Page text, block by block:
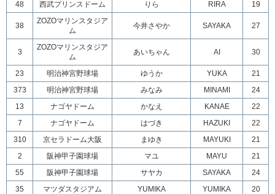
48
西武プリンスドーム りら RIRA 19
38
ZOZOマリンスタジア
ム
今井さやか SAYAKA 27
3
ZOZOマリンスタジア
ム
あいちゃん AI 30
23 明治神宮野球場 ゆうか YUKA
21
373
明治神宮野球場 みなみ MINAMI
24
13
ナゴヤドーム かなえ KANAE
22
7
ナゴヤドーム はづき HAZUKI
22
310
京セラドーム大阪 まゆき MAYUKI
21
2
阪神甲子園球場 マユ MAYU
21
55
阪神甲子園球場 サヤカ SAYAKA
24
35
マツダスタジアム YUMIKA YUMIKA
20